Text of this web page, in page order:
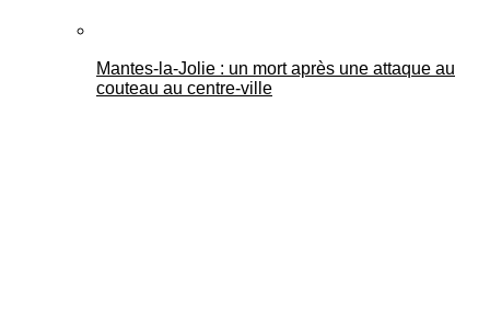
Mantes-la-Jolie : un mort après une attaque au
couteau au centre-ville